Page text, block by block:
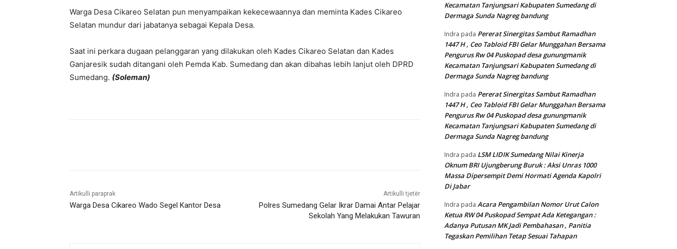
Warga Desa Cikareo Selatan pun menyampaikan kekecewaannya dan meminta Kades Cikareo
Selatan mundur dari jabatanya sebagai Kepala Desa.
Saat ini perkara dugaan pelanggaran yang dilakukan oleh Kades Cikareo Selatan dan Kades
Ganjaresik sudah ditangani oleh Pemda Kab. Sumedang dan akan dibahas lebih lanjut oleh DPRD
Sumedang. (Soleman)
Artikulli paraprak
Warga Desa Cikareo Wado Segel Kantor Desa
Artikulli tjetër
Polres Sumedang Gelar Ikrar Damai Antar Pelajar
Sekolah Yang Melakukan Tawuran
Kecamatan Tanjungsari Kabupaten Sumedang di
Dermaga Sunda Nagreg bandung
Indra pada Pererat Sinergitas Sambut Ramadhan
1447 H , Ceo Tabloid FBI Gelar Munggahan Bersama
Pengurus Rw 04 Puskopad desa gunungmanik
Kecamatan Tanjungsari Kabupaten Sumedang di
Dermaga Sunda Nagreg bandung
Indra pada Pererat Sinergitas Sambut Ramadhan
1447 H , Ceo Tabloid FBI Gelar Munggahan Bersama
Pengurus Rw 04 Puskopad desa gunungmanik
Kecamatan Tanjungsari Kabupaten Sumedang di
Dermaga Sunda Nagreg bandung
Indra pada LSM LIDIK Sumedang Nilai Kinerja
Oknum BRI Ujungberung Buruk : Aksi Unras 1000
Massa Dipersempit Demi Hormati Agenda Kapolri
Di Jabar
Indra pada Acara Pengambilan Nomor Urut Calon
Ketua RW 04 Puskopad Sempat Ada Ketegangan :
Adanya Putusan MK Jadi Pembahasan , Panitia
Tegaskan Pemilihan Tetap Sesuai Tahapan